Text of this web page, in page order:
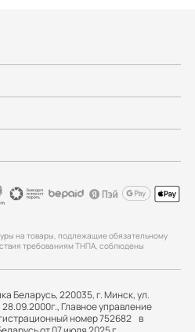
на товары, подлежащие обязательному
требованиям ТНПА, соблюдены
Беларусь, 220035, г. Минск, ул.
Главное управление
номер 752682 в